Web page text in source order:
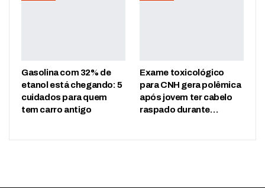
Gasolina com 32% de
etanol está chegando: 5
cuidados para quem
tem carro antigo
Exame toxicológico
para CNH gera polêmica
após jovem ter cabelo
raspado durante…